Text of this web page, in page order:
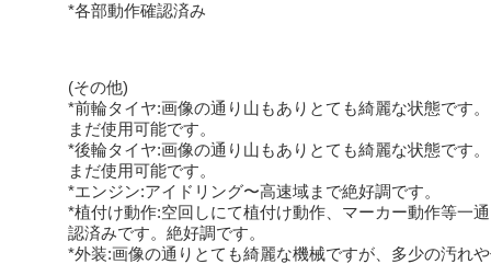
*各部動作確認済み
(その他)
*前輪タイヤ:画像の通り山もありとても綺麗な状態です
まだ使用可能です。
*後輪タイヤ:画像の通り山もありとても綺麗な状態です
まだ使用可能です。
*エンジン:アイドリング〜高速域まで絶好調です。
*植付け動作:空回しにて植付け動作、マーカー動作等一
認済みです。絶好調です。
*外装:画像の通りとても綺麗な機械ですが、多少の汚れ